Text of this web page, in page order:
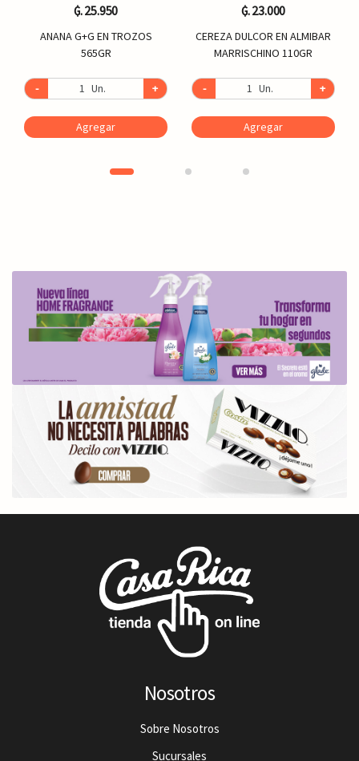
₲. 25.950
ANANA G+G EN TROZOS
565GR
- Un. +
Agregar
₲. 23.000
CEREZA DULCOR EN ALMIBAR
MARRISCHINO 110GR
- Un. +
Agregar
Nosotros
Sobre Nosotros
Sucursales